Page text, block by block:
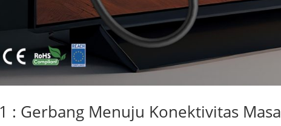
: Gerbang Menuju Konektivitas Masa